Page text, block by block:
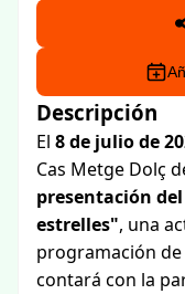
Descripción
El 8 de julio de
Cas Metge Dolç
presentación
estrelles", una
programación
contará con la